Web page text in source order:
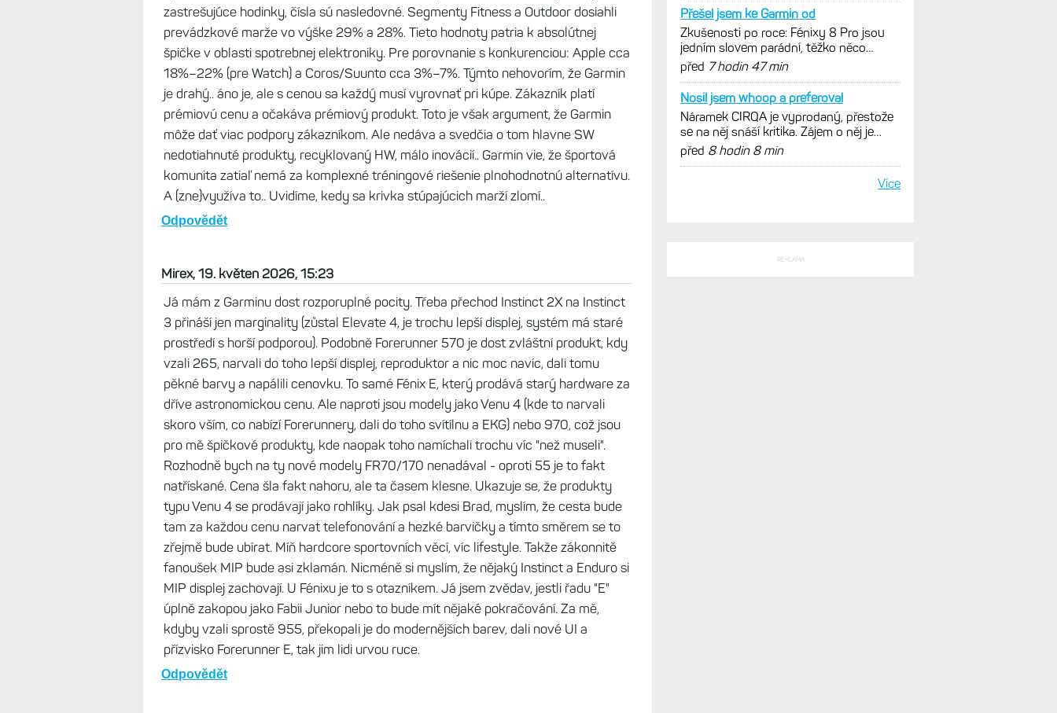
zastrešujúce hodinky, čísla sú nasledovné. Segmenty Fitness a Outdoor dosiahli
prevádzkové marže vo výške 29% a 28%. Tieto hodnoty patria k absolútnej
špičke v oblasti spotrebnej elektroniky. Pre porovnanie s konkurenciou: Apple cca
18%–22% (pre Watch) a Coros/Suunto cca 3%–7%. Týmto nehovorím, že Garmin
je drahý.. áno je, ale s cenou sa každý musí vyrovnať pri kúpe. Zákazník platí
prémiovú cenu a očakáva prémiový produkt. Toto je však argument, že Garmin
môže dať viac podpory zákazníkom. Ale nedáva a svedčia o tom hlavne SW
nedotiahnuté produkty, recyklovaný HW, málo inovácií.. Garmin vie, že športová
komunita zatiaľ nemá za komplexné tréningové riešenie plnohodnotnú alternatívu.
A (zne)využíva to.. Uvidíme, kedy sa krivka stúpajúcich marží zlomí..
Odpovědět
Mirex, 19. květen 2026, 15:23
Já mám z Garminu dost rozporuplné pocity. Třeba přechod Instinct 2X na Instinct
3 přináší jen marginality (zůstal Elevate 4, je trochu lepší displej, systém má staré
prostředí s horší podporou). Podobně Forerunner 570 je dost zvláštní produkt, kdy
vzali 265, narvali do toho lepší displej, reproduktor a nic moc navíc, dali tomu
pěkné barvy a napálili cenovku. To samé Fénix E, který prodává starý hardware za
dříve astronomickou cenu. Ale naproti jsou modely jako Venu 4 (kde to narvali
skoro vším, co nabízí Forerunnery, dali do toho svítílnu a EKG) nebo 970, což jsou
pro mě špičkové produkty, kde naopak toho namíchali trochu víc "než museli".
Rozhodně bych na ty nové modely FR70/170 nenadával - oproti 55 je to fakt
natřískané. Cena šla fakt nahoru, ale ta časem klesne. Ukazuje se, že produkty
typu Venu 4 se prodávají jako rohlíky. Jak psal kdesi Brad, myslím, že cesta bude
tam za každou cenu narvat telefonování a hezké barvičky a tímto směrem se to
zřejmě bude ubírat. Míň hardcore sportovních věcí, víc lifestyle. Takže zákonnitě
fanoušek MIP bude asi zklamán. Nicméně si myslím, že nějaký Instinct a Enduro si
MIP displej zachovají. U Fénixu je to s otazníkem. Já jsem zvědav, jestli řadu "E"
úplně zakopou jako Fabii Junior nebo to bude mít nějaké pokračování. Za mě,
kdyby vzali sprostě 955, překopali je do modernějších barev, dali nové UI a
přízvisko Forerunner E, tak jim lidi urvou ruce.
Odpovědět
Přešel jsem ke Garmin od
Zkušenosti po roce: Fénixy 8 Pro jsou
jedním slovem parádní, těžko něco
vytknout. Ale ta nositelnost
před 7 hodin 47 min
Nosil jsem whoop a preferoval
Náramek CIRQA je vyprodaný, přestože
se na něj snáší kritika. Zájem o něj je
obrovský
před 8 hodin 8 min
Více
REKLAMA